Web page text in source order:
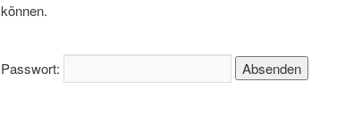
können.
Passwort: